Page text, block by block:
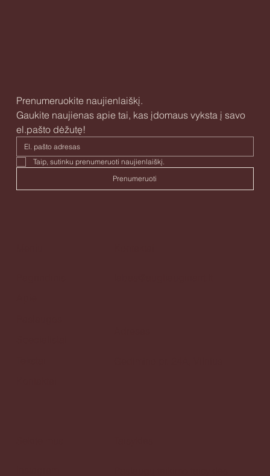
Prenumeruokite naujienlaiškį.
Gaukite naujienas apie tai, kas įdomaus vyksta į savo
el.pašto dėžutę!
Prenumeruoti